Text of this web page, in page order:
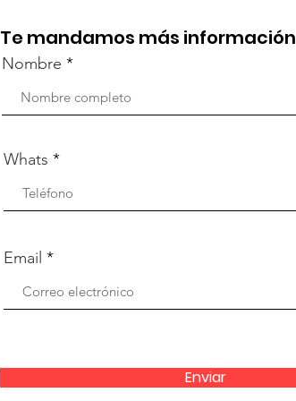
Te mandamos más información
Nombre
Whats
Email
Enviar